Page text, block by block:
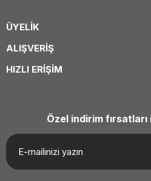
ÜYELİK
ALIŞVERİŞ
HIZLI ERİŞİM
Özel indirim